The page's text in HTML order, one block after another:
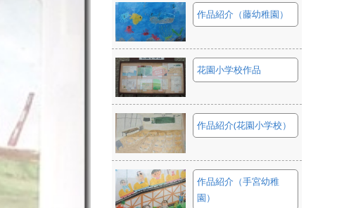
作品紹介（藤幼稚園）
花園小学校作品
作品紹介(花園小学校）
作品紹介（手宮幼稚
園）